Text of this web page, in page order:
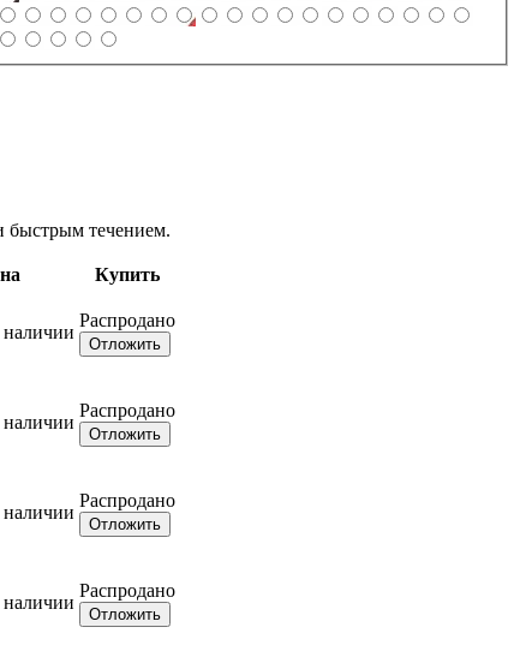
быстрым течением.
Купить
наличии
Распродано
Отложить
наличии
Распродано
Отложить
наличии
Распродано
Отложить
наличии
Распродано
Отложить